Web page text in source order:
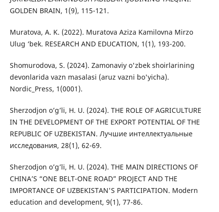
GOLDEN BRAIN, 1(9), 115-121.
Muratova, A. K. (2022). Muratova Aziza Kamilovna Mirzo
Ulug ‘bek. RESEARCH AND EDUCATION, 1(1), 193-200.
Shomurodova, S. (2024). Zamonaviy o'zbek shoirlarining
devonlarida vazn masalasi (aruz vazni bo'yicha).
Nordic_Press, 1(0001).
Sherzodjon o’g’li, H. U. (2024). THE ROLE OF AGRICULTURE
IN THE DEVELOPMENT OF THE EXPORT POTENTIAL OF THE
REPUBLIC OF UZBEKISTAN. Лучшие интеллектуальные
исследования, 28(1), 62-69.
Sherzodjon o’g’li, H. U. (2024). THE MAIN DIRECTIONS OF
CHINA’S “ONE BELT-ONE ROAD” PROJECT AND THE
IMPORTANCE OF UZBEKISTAN'S PARTICIPATION. Modern
education and development, 9(1), 77-86.